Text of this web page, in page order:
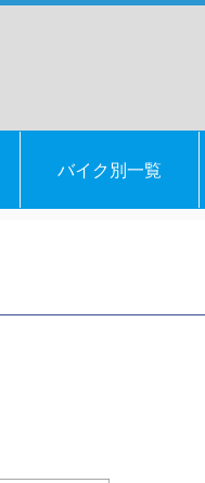
バイク別一覧